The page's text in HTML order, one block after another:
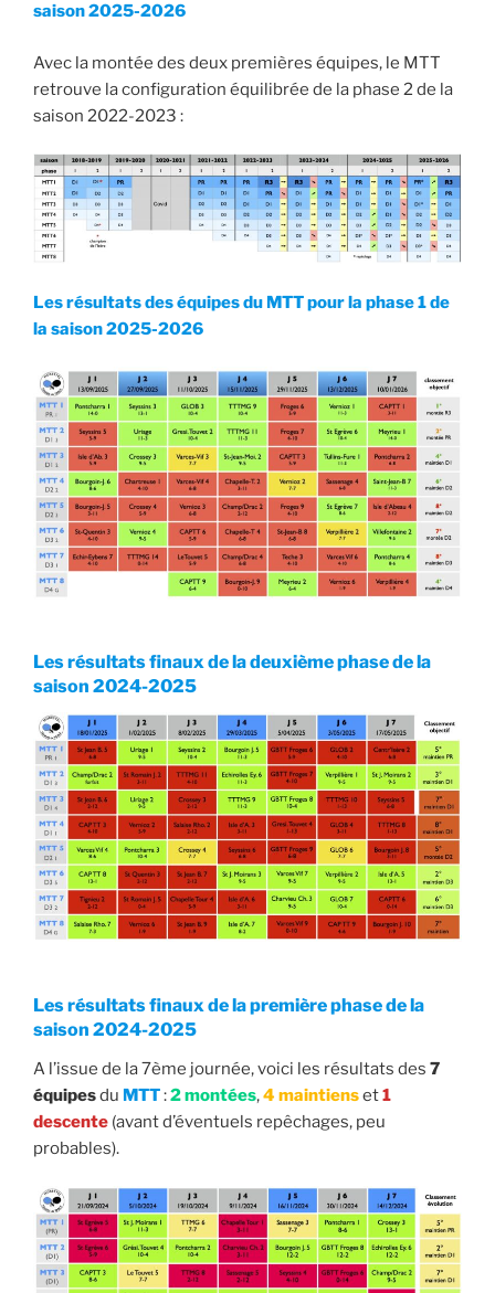
saison 2025-2026
Avec la montée des deux premières équipes, le MTT
retrouve la configuration équilibrée de la phase 2 de la
saison 2022-2023 :
Les résultats des équipes du MTT pour la phase 1 de
la saison 2025-2026
Les résultats finaux de la deuxième phase de la
saison 2024-2025
Les résultats finaux de la première phase de la
saison 2024-2025
A l’issue de la 7ème journée, voici les résultats des 7
équipesdu MTT:2 montées,4 maintienset1
descente (avant d’éventuels repêchages, peu
probables).